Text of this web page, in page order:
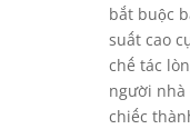
bắt buộc
suất cao
chế tác
người nhà
chiếc